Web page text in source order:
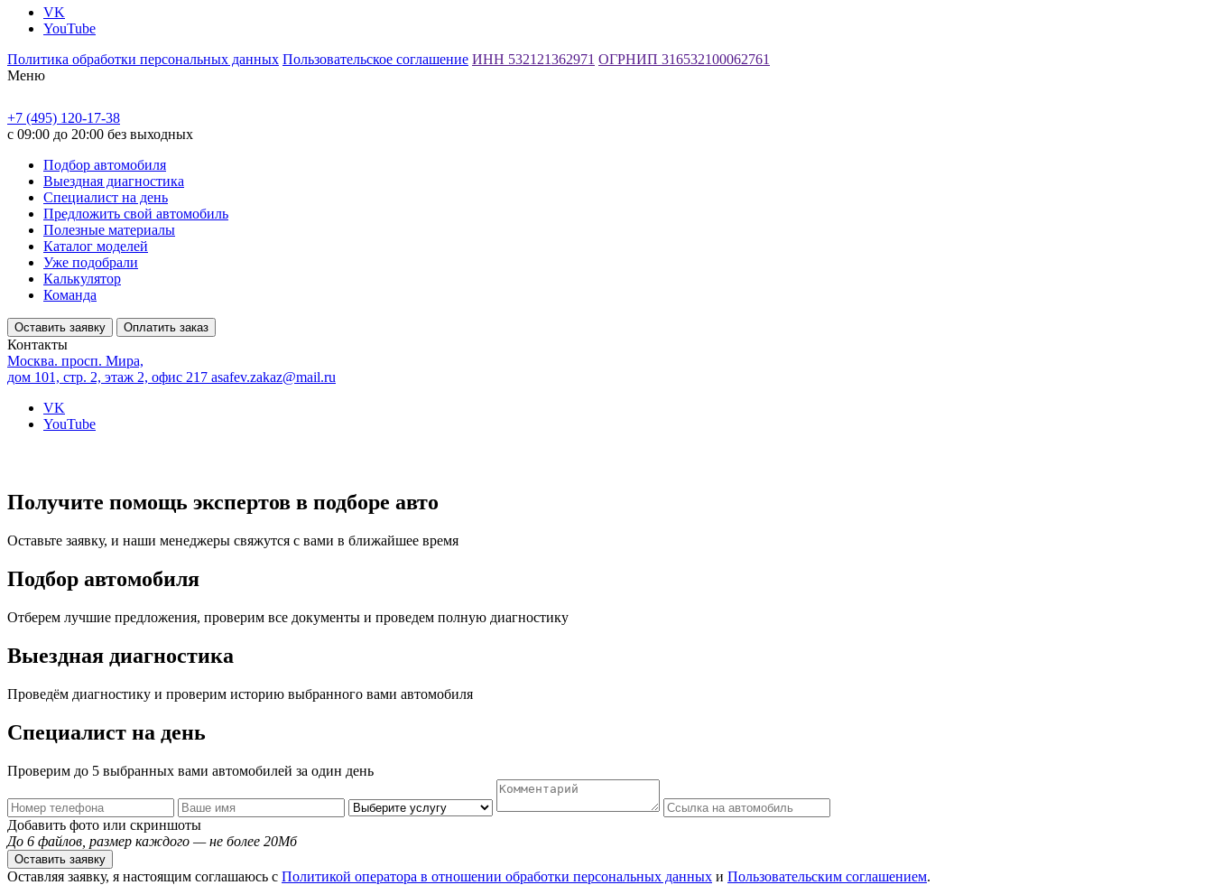
VK
YouTube
Политика обработки персональных данных Пользовательское соглашение ИНН 532121362971 ОГРНИП 316532100062761
Меню
+7 (495) 120-17-38
с 09:00 до 20:00 без выходных
Подбор автомобиля
Выездная диагностика
Специалист на день
Предложить свой автомобиль
Полезные материалы
Каталог моделей
Уже подобрали
Калькулятор
Команда
Оставить заявку Оплатить заказ
Контакты
Москва. просп. Мира,
дом 101, стр. 2, этаж 2, офис 217 asafev.zakaz@mail.ru
VK
YouTube
Получите помощь экспертов в подборе авто
Оставьте заявку, и наши менеджеры свяжутся с вами в ближайшее время
Подбор автомобиля
Отберем лучшие предложения, проверим все документы и проведем полную диагностику
Выездная диагностика
Проведём диагностику и проверим историю выбранного вами автомобиля
Специалист на день
Проверим до 5 выбранных вами автомобилей за один день
Добавить фото или скриншоты
До 6 файлов, размер каждого — не более 20Мб
Оставить заявку
Оставляя заявку, я настоящим соглашаюсь с Политикой оператора в отношении обработки персональных данных и Пользовательским соглашением.